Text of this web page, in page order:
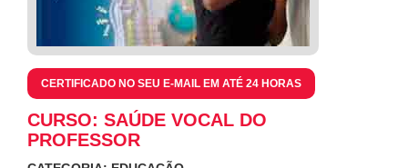
CERTIFICADO NO SEU E-MAIL EM ATÉ 24 HORAS
CURSO: SAÚDE VOCAL DO
PROFESSOR